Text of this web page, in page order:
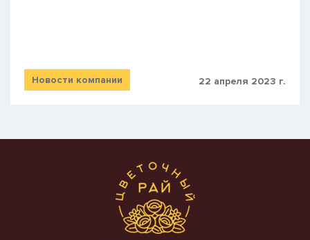
Новости компании 22 апреля 2023 г.